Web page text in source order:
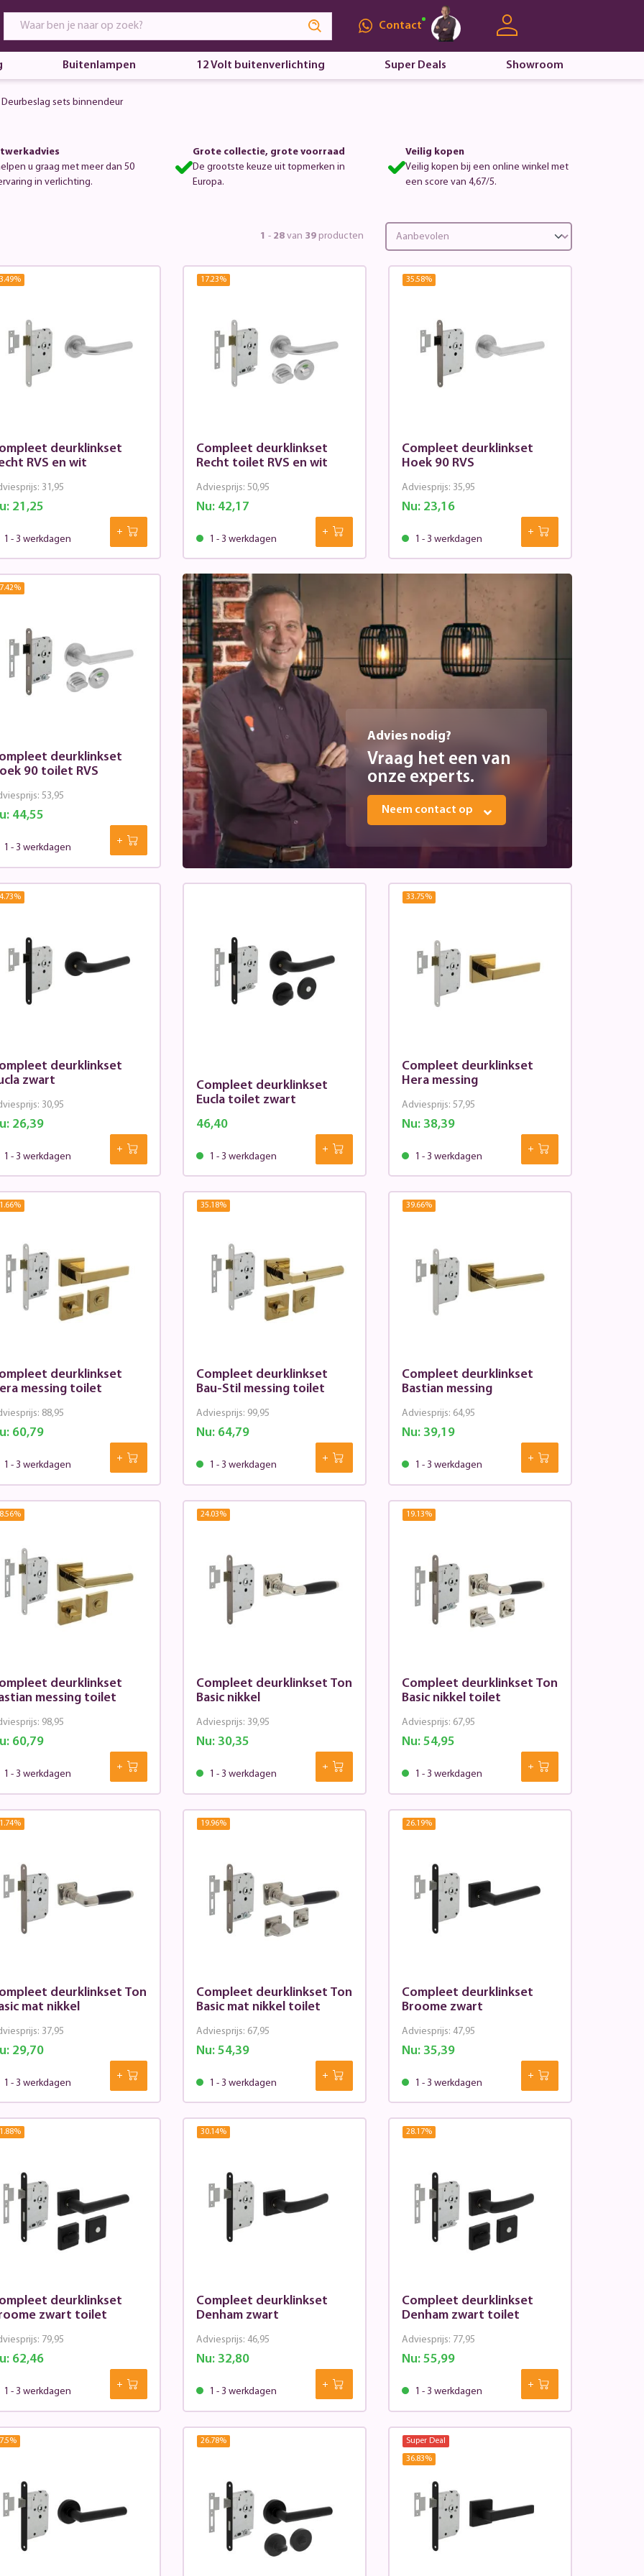
Contact
Buitenlampen 12 Volt buitenverlichting Super Deals Showroom
Deurbeslag sets binnendeur
u graag met meer dan 50
in verlichting.
Grote collectie, grote voorraad
De grootste keuze uit topmerken in
Europa.
Veilig kopen
Veilig kopen bij een online winkel met
een score van 4,67/5.
1 - 28 van 39 producten
%
deurklinkset
RVS en wit
21,25
31,95
1 - 3 werkdagen
17.23%
Compleet deurklinkset
Recht toilet RVS en wit
Nu:42,17
Adviesprijs: 50,95
1 - 3 werkdagen
35.58%
Compleet deurklinkset
Hoek 90 RVS
Nu:23,16
Adviesprijs: 35,95
1 - 3 werkdagen
%
deurklinkset
90 toilet RVS
44,55
53,95
1 - 3 werkdagen
Advies nodig?
Vraag het een van
onze experts.
Neem contact op
%
deurklinkset
zwart
26,39
30,95
1 - 3 werkdagen
Compleet deurklinkset
Eucla toilet zwart
46,40
1 - 3 werkdagen
33.75%
Compleet deurklinkset
Hera messing
Nu:38,39
Adviesprijs: 57,95
1 - 3 werkdagen
%
deurklinkset
messing toilet
60,79
88,95
1 - 3 werkdagen
35.18%
Compleet deurklinkset
Bau-Stil messing toilet
Nu:64,79
Adviesprijs: 99,95
1 - 3 werkdagen
39.66%
Compleet deurklinkset
Bastian messing
Nu:39,19
Adviesprijs: 64,95
1 - 3 werkdagen
%
deurklinkset
messing toilet
60,79
98,95
1 - 3 werkdagen
24.03%
Compleet deurklinkset Ton
Basic nikkel
Nu:30,35
Adviesprijs: 39,95
1 - 3 werkdagen
19.13%
Compleet deurklinkset Ton
Basic nikkel toilet
Nu:54,95
Adviesprijs: 67,95
1 - 3 werkdagen
%
deurklinkset Ton
mat nikkel
29,70
37,95
1 - 3 werkdagen
19.96%
Compleet deurklinkset Ton
Basic mat nikkel toilet
Nu:54,39
Adviesprijs: 67,95
1 - 3 werkdagen
26.19%
Compleet deurklinkset
Broome zwart
Nu:35,39
Adviesprijs: 47,95
1 - 3 werkdagen
%
deurklinkset
zwart toilet
62,46
79,95
1 - 3 werkdagen
30.14%
Compleet deurklinkset
Denham zwart
Nu:32,80
Adviesprijs: 46,95
1 - 3 werkdagen
28.17%
Compleet deurklinkset
Denham zwart toilet
Nu:55,99
Adviesprijs: 77,95
1 - 3 werkdagen
% 26.78% Super Deal
36.83%